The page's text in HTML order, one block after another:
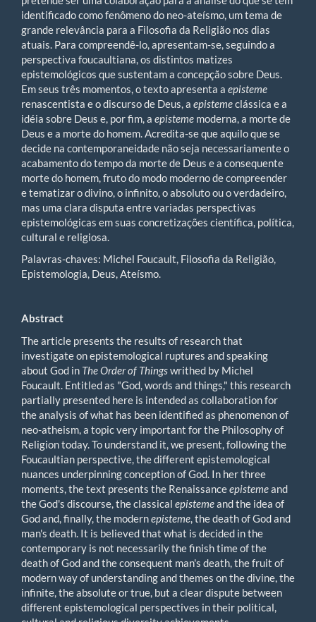
identificado como fenômeno do neo-ateísmo, um tema de
grande relevância para a Filosofia da Religião nos dias
atuais. Para compreendê-lo, apresentam-se, seguindo a
perspectiva foucaultiana, os distintos matizes
epistemológicos que sustentam a concepção sobre Deus.
Em seus três momentos, o texto apresenta a episteme
renascentista e o discurso de Deus, a epistemeclássica e a
idéia sobre Deus e, por fim, a episteme moderna, a morte de
Deus e a morte do homem. Acredita-se que aquilo que se
decide na contemporaneidade não seja necessariamente o
acabamento do tempo da morte de Deus e a consequente
morte do homem, fruto do modo moderno de compreender
e tematizar o divino, o infinito, o absoluto ou o verdadeiro,
mas uma clara disputa entre variadas perspectivas
epistemológicas em suas concretizações científica, política,
cultural e religiosa.
Palavras-chaves: Michel Foucault, Filosofia da Religião,
Epistemologia, Deus, Ateísmo.
Abstract
The article presents the results of research that
investigate on epistemological ruptures and speaking
about God in The Order of Thingswrithed by Michel
Foucault. Entitled as "God, words and things," this research
partially presented here is intended as collaboration for
the analysis of what has been identified as phenomenon of
neo-atheism, a topic very important for the Philosophy of
Religion today. To understand it, we present, following the
Foucaultian perspective, the different epistemological
nuances underpinning conception of God. In her three
moments, the text presents the Renaissanceepistemeand
the God's discourse, the classical epistemeand the idea of
God and, finally, the modernepisteme, the death of God and
man's death. It is believed that what is decided in the
contemporary is not necessarily the finish time of the
death of God and the consequent man's death, the fruit of
modern way of understanding and themes on the divine, the
infinite, the absolute or true, but a clear dispute between
different epistemological perspectives in their political,